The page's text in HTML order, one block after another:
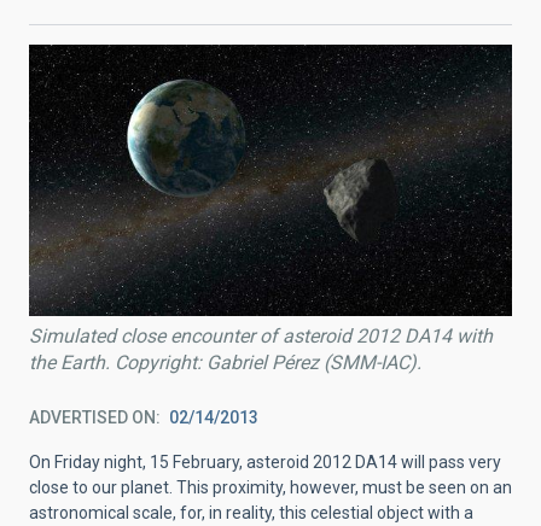
Simulated close encounter of asteroid 2012 DA14 with
the Earth. Copyright: Gabriel Pérez (SMM-IAC).
ADVERTISED ON 02/14/2013
On Friday night, 15 February, asteroid 2012 DA14 will pass very
close to our planet. This proximity, however, must be seen on an
astronomical scale, for, in reality, this celestial object with a